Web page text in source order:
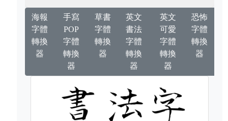
海報
字體
轉換
器
手寫
POP
字體
轉換
器
草書
字體
轉換
器
英文
書法
字體
轉換
器
英文
可愛
字體
轉換
器
恐怖
字體
轉換
器